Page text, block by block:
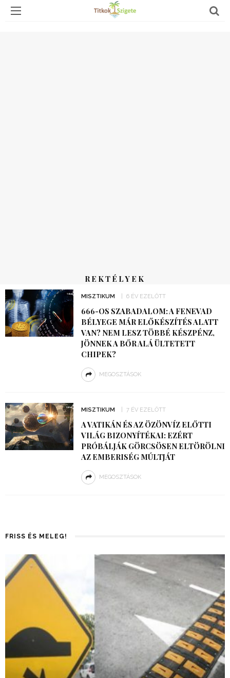
REKTÉLYEK
MISZTIKUM 6 ÉV EZELŐTT
666-OS SZABADALOM: A FENEVAD
BÉLYEGE MÁR ELŐKÉSZÍTÉS ALATT
VAN? NEM LESZ TÖBBÉ KÉSZPÉNZ,
JÖNNEK A BŐR ALÁ ÜLTETETT
CHIPEK?
MEGOSZTÁSOK
MISZTIKUM 7 ÉV EZELŐTT
A VATIKÁN ÉS AZ ÖZÖNVÍZ ELŐTTI
VILÁG BIZONYÍTÉKAI: EZÉRT
PRÓBÁLJÁK GÖRCSÖSEN ELTÖRÖLNI
AZ EMBERISÉG MÚLTJÁT
MEGOSZTÁSOK
FRISS ÉS MELEG!